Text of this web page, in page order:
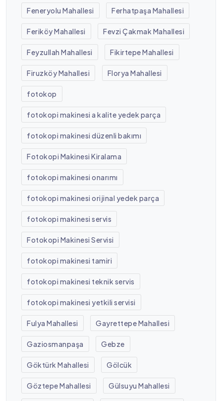
Feneryolu Mahallesi Ferhatpaşa Mahallesi
Feriköy Mahallesi Fevzi Çakmak Mahallesi
Feyzullah Mahallesi Fikirtepe Mahallesi
Firuzköy Mahallesi Florya Mahallesi
fotokop
fotokopi makinesi a kalite yedek parça
fotokopi makinesi düzenli bakımı
Fotokopi Makinesi Kiralama
fotokopi makinesi onarımı
fotokopi makinesi orijinal yedek parça
fotokopi makinesi servis
Fotokopi Makinesi Servisi
fotokopi makinesi tamiri
fotokopi makinesi teknik servis
fotokopi makinesi yetkili servisi
Fulya Mahallesi Gayrettepe Mahallesi
Gaziosmanpaşa Gebze
Göktürk Mahallesi Gölcük
Göztepe Mahallesi Gülsuyu Mahallesi